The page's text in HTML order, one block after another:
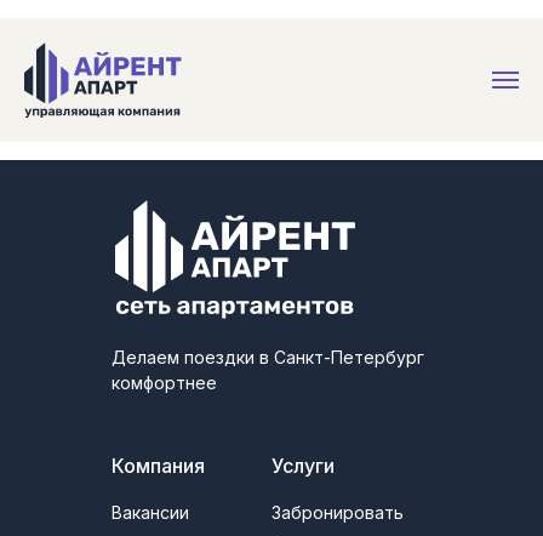
Делаем поездки в Санкт-Петербург
комфортнее
Компания
Вакансии
Услуги
Забронировать